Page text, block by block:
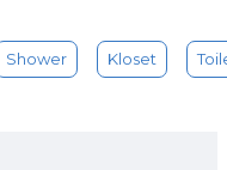
Shower Kloset